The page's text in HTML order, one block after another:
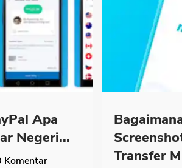
Apa
Negeri...
Komentar
Transfer